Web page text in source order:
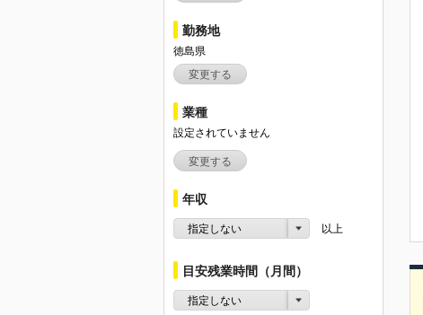
勤務地
徳島県
変更する
業種
設定されていません
変更する
年収
指定しない 以上
目安残業時間（月間）
指定しない